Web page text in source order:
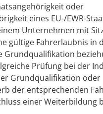
oder
eines EU-/EWR-
Unternehmen mit
gültige Fahrerlaubnis in
Grundqualifikation
Prüfung bei der
Grundqualifikation oder
der entsprechenden
einer Weiterbildung